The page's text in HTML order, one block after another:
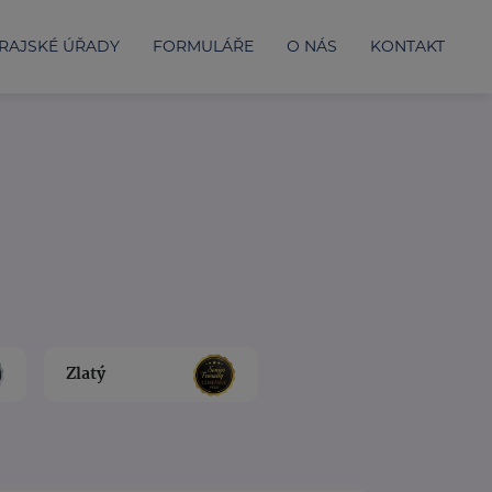
ÚŘADY FORMULÁŘE O NÁS KONTAKT
Zlatý